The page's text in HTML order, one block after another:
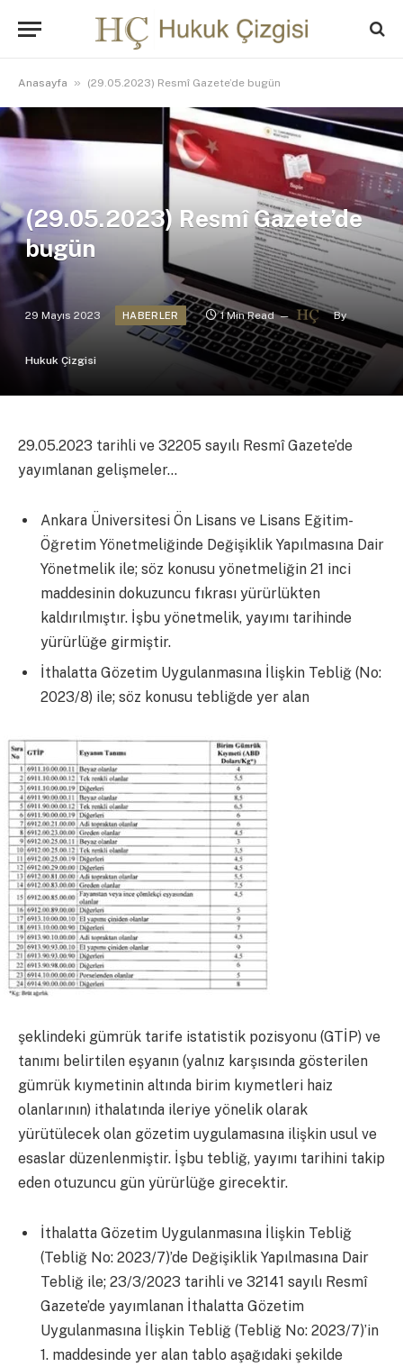
Anasayfa » (29.05.2023) Resmî Gazete’de bugün
(29.05.2023) Resmî Gazete’de
bugün
29 Mayıs 2023 HABERLER 1 Min Read By
Hukuk Çizgisi
29.05.2023 tarihli ve 32205 sayılı Resmî Gazete’de
yayımlanan gelişmeler…
Ankara Üniversitesi Ön Lisans ve Lisans Eğitim-
Öğretim Yönetmeliğinde Değişiklik Yapılmasına Dair
Yönetmelik ile; söz konusu yönetmeliğin 21 inci
maddesinin dokuzuncu fıkrası yürürlükten
kaldırılmıştır. İşbu yönetmelik, yayımı tarihinde
yürürlüğe girmiştir.
İthalatta Gözetim Uygulanmasına İlişkin Tebliğ (No:
2023/8) ile; söz konusu tebliğde yer alan
şeklindeki gümrük tarife istatistik pozisyonu (GTİP) ve
tanımı belirtilen eşyanın (yalnız karşısında gösterilen
gümrük kıymetinin altında birim kıymetleri haiz
olanlarının) ithalatında ileriye yönelik olarak
yürütülecek olan gözetim uygulamasına ilişkin usul ve
esaslar düzenlenmiştir. İşbu tebliğ, yayımı tarihini takip
eden otuzuncu gün yürürlüğe girecektir.
İthalatta Gözetim Uygulanmasına İlişkin Tebliğ
(Tebliğ No: 2023/7)’de Değişiklik Yapılmasına Dair
Tebliğ ile; 23/3/2023 tarihli ve 32141 sayılı Resmî
Gazete’de yayımlanan İthalatta Gözetim
Uygulanmasına İlişkin Tebliğ (Tebliğ No: 2023/7)’in
1. maddesinde yer alan tablo aşağıdaki şekilde